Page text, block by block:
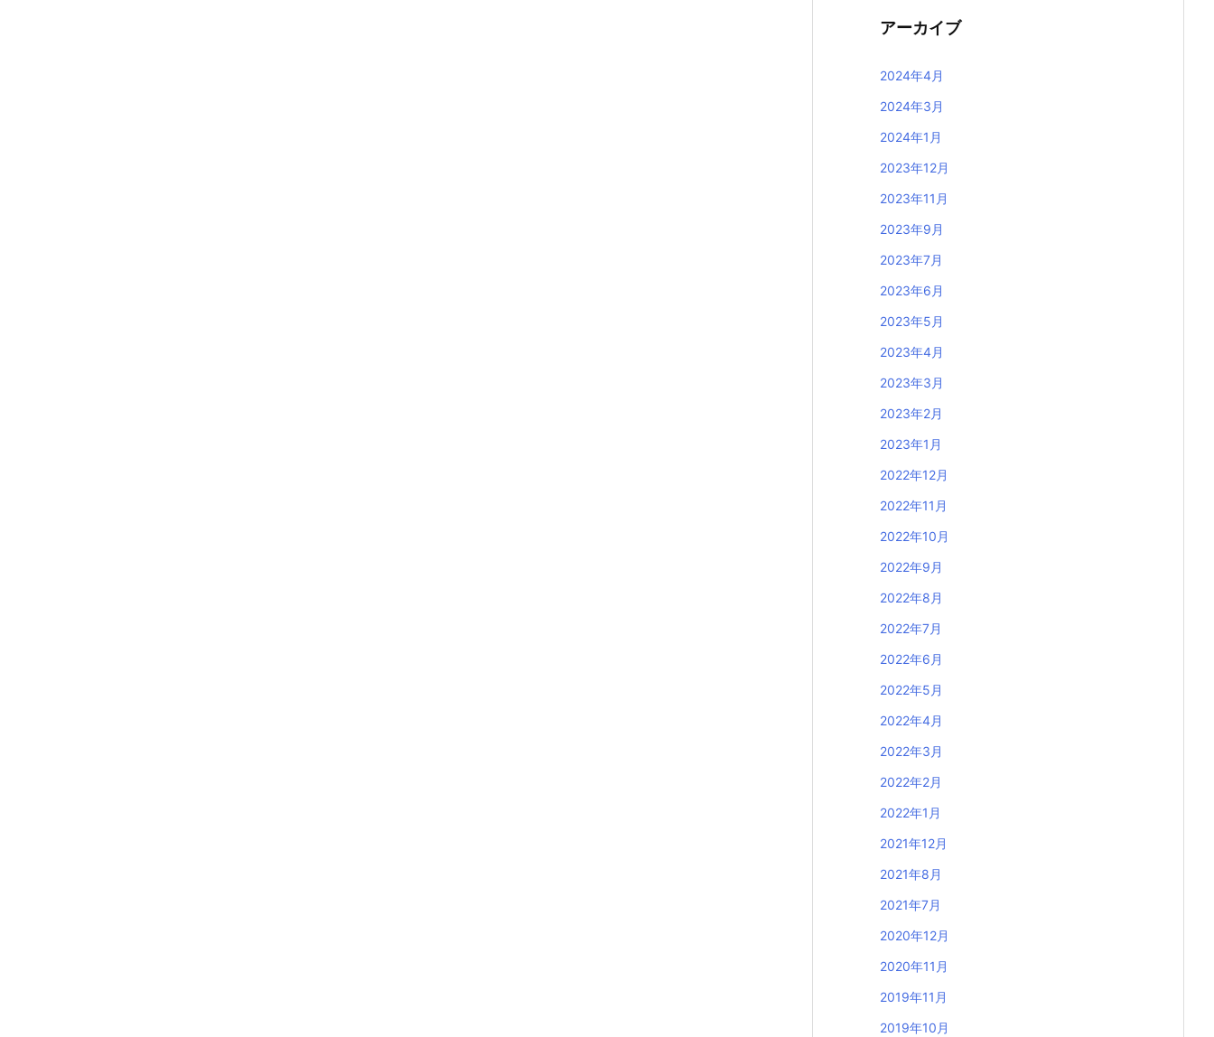
アーカイブ
2024年4月
2024年3月
2024年1月
2023年12月
2023年11月
2023年9月
2023年7月
2023年6月
2023年5月
2023年4月
2023年3月
2023年2月
2023年1月
2022年12月
2022年11月
2022年10月
2022年9月
2022年8月
2022年7月
2022年6月
2022年5月
2022年4月
2022年3月
2022年2月
2022年1月
2021年12月
2021年8月
2021年7月
2020年12月
2020年11月
2019年11月
2019年10月